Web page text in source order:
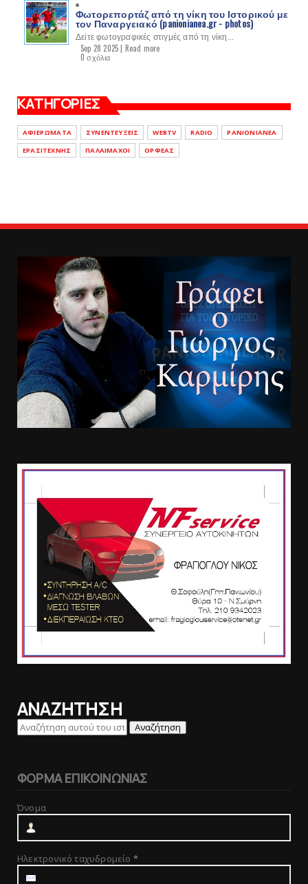
Φωτορεπορτάζ από τη νίκη του Ιστορικού με
τον Παναργειακό (panionianea.gr - photos)
Δείτε φωτογραφικές στιγμές από τη νίκη...
Sep 28 2025 | Read more
0 σχόλια
ΚΑΤΗΓΟΡΙΕΣ
ΑΦΙΕΡΩΜΑΤΑ ΣΥΝΕΝΤΕΥΞΕΙΣ WEBTV RADIO
PANIONIANEA
ΕΡΑΣΙΤΕΧΝΗΣ
ΠΑΛΑΙΜΑΧΟΙ ΟΡΦΕΑΣ
ΑΝΑΖΗΤΗΣΗ
ΦΟΡΜΑ ΕΠΙΚΟΙΝΩΝΙΑΣ
Όνομα
Ηλεκτρονικό ταχυδρομείο *